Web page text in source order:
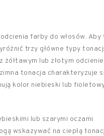
farby do włosów. Aby
trzy główne typy
żółtawym lub złotym
tonacja charakteryzuje
kolor niebieski lub
lub szarymi oczami
wskazywać na ciepłą